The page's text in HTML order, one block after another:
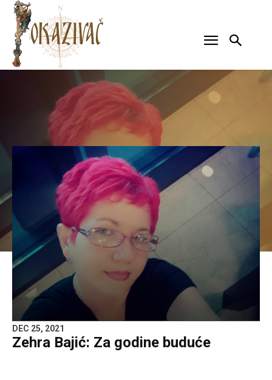
DEC 25, 2021
Zehra Bajić: Za godine buduće